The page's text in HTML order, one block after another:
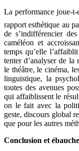
La performance joue-
rapport esthétique au
de s’indifférencier
caméléon et
temps qu’elle
tenter d’analyser de
le théâtre, le cinéma,
linguistique, la
toutes des avenues
qui affaiblissent le
on le fait avec la
geste, discours global
que pour les autres
Conclusion et